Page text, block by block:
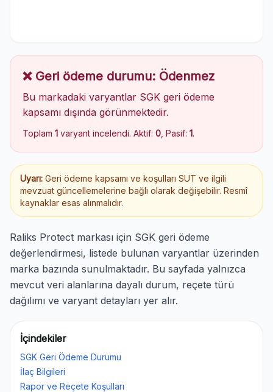
❌ Geri ödeme durumu: Ödenmez
Bu markadaki varyantlar SGK geri ödeme
kapsamı dışında görünmektedir.
Toplam 1 varyant incelendi. Aktif: 0 , Pasif: 1.
Uyarı: Geri ödeme kapsamı ve koşulları SUT ve ilgili
mevzuat güncellemelerine bağlı olarak değişebilir. Resmî
kaynaklar esas alınmalıdır.
Raliks Protect markası için SGK geri ödeme
değerlendirmesi, listede bulunan varyantlar üzerinden
marka bazında sunulmaktadır. Bu sayfada yalnızca
mevcut veri alanlarına dayalı durum, reçete türü
dağılımı ve varyant detayları yer alır.
İçindekiler
SGK Geri Ödeme Durumu
İlaç Bilgileri
Rapor ve Reçete Koşulları